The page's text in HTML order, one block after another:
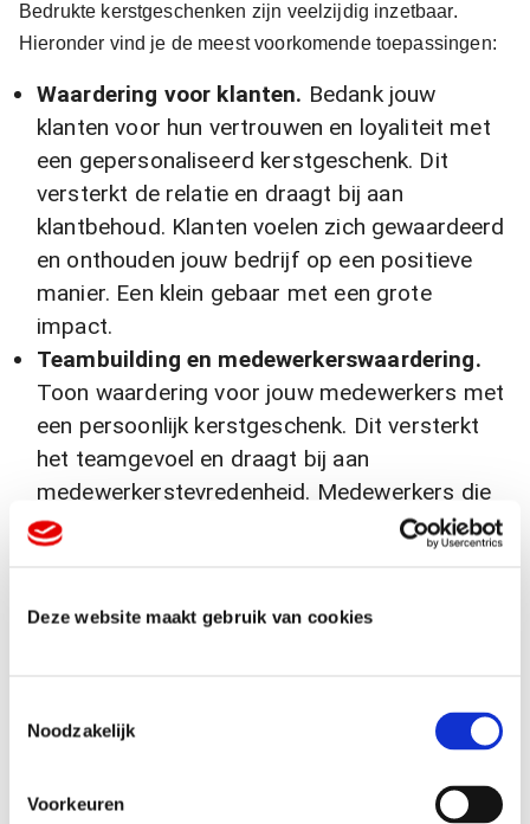
Deze website maakt gebruik van cookies
Noodzakelijk
Voorkeuren
Bedrukte kerstgeschenken zijn veelzijdig inzetbaar.
Hieronder vind je de meest voorkomende toepassingen:
Waardering voor klanten. Bedank jouw
klanten voor hun vertrouwen en loyaliteit met
een gepersonaliseerd kerstgeschenk. Dit
versterkt de relatie en draagt bij aan
klantbehoud. Klanten voelen zich gewaardeerd
en onthouden jouw bedrijf op een positieve
manier. Een klein gebaar met een grote
impact.
Teambuilding en medewerkerswaardering.
Toon waardering voor jouw medewerkers met
een persoonlijk kerstgeschenk. Dit versterkt
het teamgevoel en draagt bij aan
medewerkerstevredenheid. Medewerkers die
zich gewaardeerd voelen, zijn gemotiveerder
en loyaler. Investeren in jouw team loont altijd.
kerstgeschenken met jouw logo zorgen voor
herinnerd aan jouw merk. Dit vergroot de
naamsbekendheid en houdt jouw bedrijf top of
mind bij klanten en relaties.